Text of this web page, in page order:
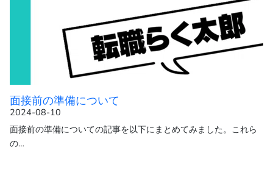
面接前の準備について
2024-08-10
面接前の準備についての記事を以下にまとめてみました。これら
の…